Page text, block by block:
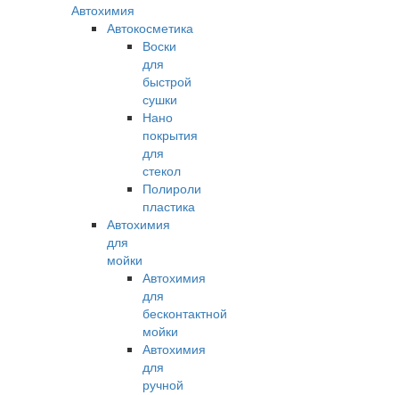
Автохимия
Автокосметика
Воски
для
быстрой
сушки
Нано
покрытия
для
стекол
Полироли
пластика
Автохимия
для
мойки
Автохимия
для
бесконтактной
мойки
Автохимия
для
ручной